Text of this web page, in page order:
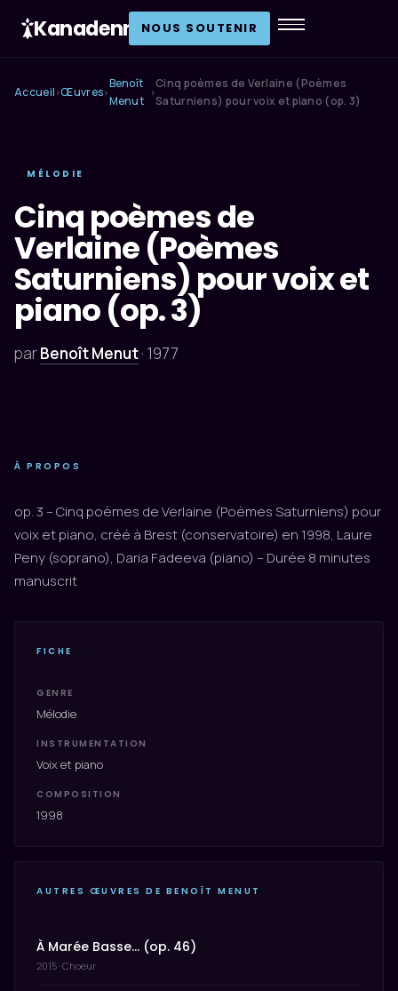
Kanadenn NOUS SOUTENIR
Accueil ›Œuvres›
Benoît
Menut
›
Cinq poèmes de Verlaine (Poèmes
Saturniens) pour voix et piano (op. 3)
MÉLODIE
Cinq poèmes de
Verlaine (Poèmes
Saturniens) pour voix et
piano (op. 3)
parBenoît Menut· 1977
À PROPOS
op. 3 – Cinq poèmes de Verlaine (Poèmes Saturniens) pour
voix et piano, créé à Brest (conservatoire) en 1998, Laure
Peny (soprano), Daria Fadeeva (piano) – Durée 8 minutes
manuscrit
FICHE
GENRE
Mélodie
INSTRUMENTATION
Voix et piano
COMPOSITION
1998
AUTRES ŒUVRES DE BENOÎT MENUT
À Marée Basse… (op. 46)
2015 · Choeur